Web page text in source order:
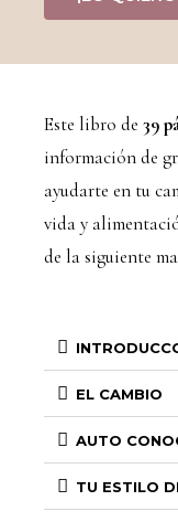
Este libro de 39
información de
ayudarte en tu
vida y
de la siguiente
EL CAMBIO
AUTO
TU ESTILO